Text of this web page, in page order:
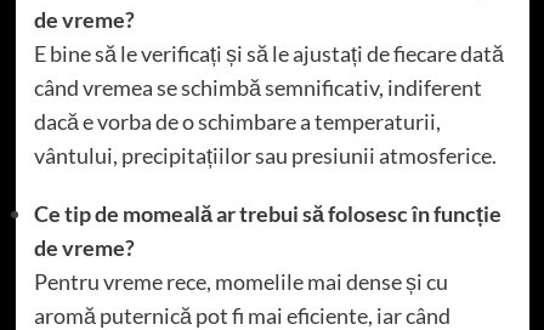
de vreme?
E bine să le verificați și să le ajustați de fiecare dată
când vremea se schimbă semnificativ, indiferent
dacă e vorba de o schimbare a temperaturii,
vântului, precipitațiilor sau presiunii atmosferice.
Ce tip de momeală ar trebui să folosesc în funcție
de vreme?
Pentru vreme rece, momelile mai dense și cu
aromă puternică pot fi mai eficiente, iar când